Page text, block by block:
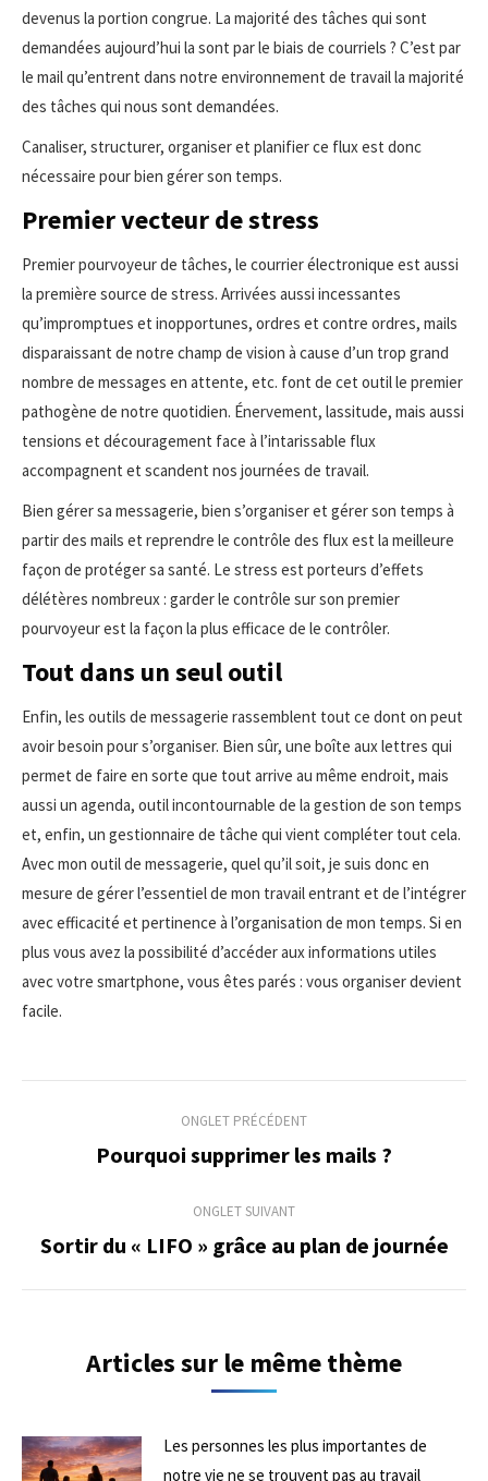
devenus la portion congrue. La majorité des tâches qui sont
demandées aujourd’hui la sont par le biais de courriels ? C’est par
le mail qu’entrent dans notre environnement de travail la majorité
des tâches qui nous sont demandées.
Canaliser, structurer, organiser et planifier ce flux est donc
nécessaire pour bien gérer son temps.
Premier vecteur de stress
Premier pourvoyeur de tâches, le courrier électronique est aussi
la première source de stress. Arrivées aussi incessantes
qu’impromptues et inopportunes, ordres et contre ordres, mails
disparaissant de notre champ de vision à cause d’un trop grand
nombre de messages en attente, etc. font de cet outil le premier
pathogène de notre quotidien. Énervement, lassitude, mais aussi
tensions et découragement face à l’intarissable flux
accompagnent et scandent nos journées de travail.
Bien gérer sa messagerie, bien s’organiser et gérer son temps à
partir des mails et reprendre le contrôle des flux est la meilleure
façon de protéger sa santé. Le stress est porteurs d’effets
délétères nombreux : garder le contrôle sur son premier
pourvoyeur est la façon la plus efficace de le contrôler.
Tout dans un seul outil
Enfin, les outils de messagerie rassemblent tout ce dont on peut
avoir besoin pour s’organiser. Bien sûr, une boîte aux lettres qui
permet de faire en sorte que tout arrive au même endroit, mais
aussi un agenda, outil incontournable de la gestion de son temps
et, enfin, un gestionnaire de tâche qui vient compléter tout cela.
Avec mon outil de messagerie, quel qu’il soit, je suis donc en
mesure de gérer l’essentiel de mon travail entrant et de l’intégrer
avec efficacité et pertinence à l’organisation de mon temps. Si en
plus vous avez la possibilité d’accéder aux informations utiles
avec votre smartphone, vous êtes parés : vous organiser devient
facile.
commentaire
ONGLET PRÉCÉDENT
Onglet
Pourquoi supprimer les mails ?
ONGLET SUIVANT
Onglet
Sortir du « LIFO » grâce au plan de journée
Articles sur le même thème
Les personnes les plus importantes de
notre vie ne se trouvent pas au travail